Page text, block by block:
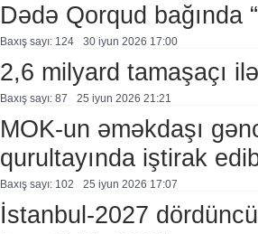
Dədə Qorqud bağında
Baxış sayı: 124 30 i̇yun 2026 17:00
2,6 milyard tamaşaçı
Baxış sayı: 87 25 i̇yun 2026 21:21
MOK-un əməkdaşı
qurultayında iştirak
Baxış sayı: 102 25 i̇yun 2026 17:07
İstanbul-2027